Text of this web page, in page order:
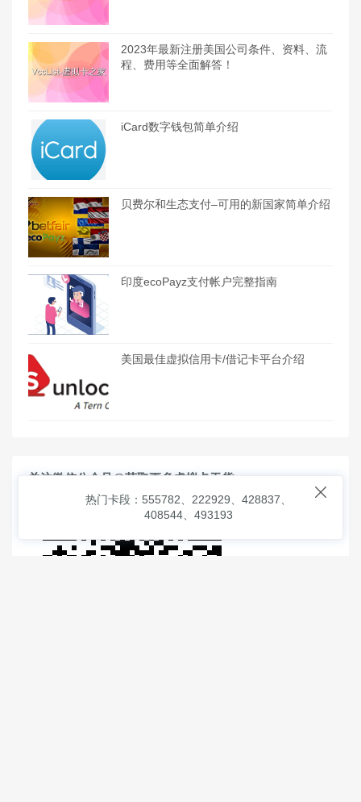
2023年最新注册美国公司条件、资料、流
程、费用等全面解答！
iCard数字钱包简单介绍
贝费尔和生态支付–可用的新国家简单介绍
印度ecoPayz支付帐户完整指南
美国最佳虚拟信用卡/借记卡平台介绍
关注微信公众号@获取更多虚拟卡干货

热门卡段：555782、222929、428837、
408544、493193